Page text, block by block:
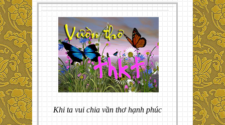
Khi ta vui chia vần thơ hạnh phúc